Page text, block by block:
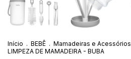
Início . BEBÊ . Mamadeiras e Acessórios
LIMPEZA DE MAMADEIRA - BUBA